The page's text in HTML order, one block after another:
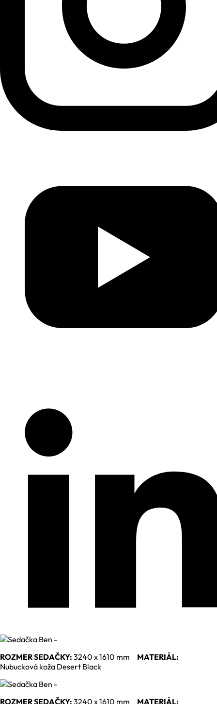
ROZMER SEDAČKY: 3240 x 1610 mm MATERIÁL:
Nubucková koža Desert Black
ROZMER SEDAČKY: 3240 x 1610 mm MATERIÁL: